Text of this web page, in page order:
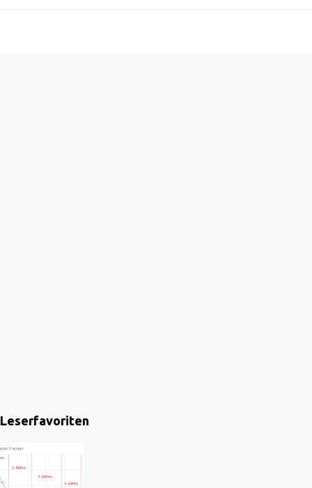
Leserfavoriten